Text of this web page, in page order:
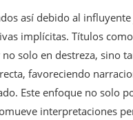
así debido al
implícitas. Títulos
solo en destreza, sino
favoreciendo
Este enfoque no solo
interpretaciones